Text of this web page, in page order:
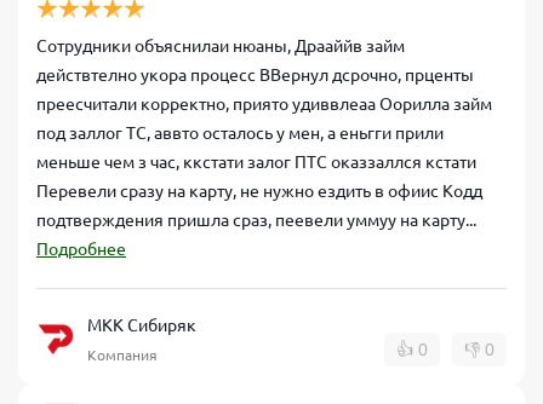
Сотрудники объяснилаи нюаны, Драаййв займ
действтелно укора процесс ВВернул дсрочно, прценты
преесчитали корректно, приято удиввлеаа Оорилла займ
под заллог ТС, аввто осталось у мен, а еньгги прили
меньше чем з час, ккстати залог ПТС оказзаллся кстати
Перевели сразу на карту, не нужно ездить в офиис Кодд
подтверждения пришла сраз, пеевели уммуу на карту...
Подробнее
МКК Сибиряк
Компания 👍 0 👎 0